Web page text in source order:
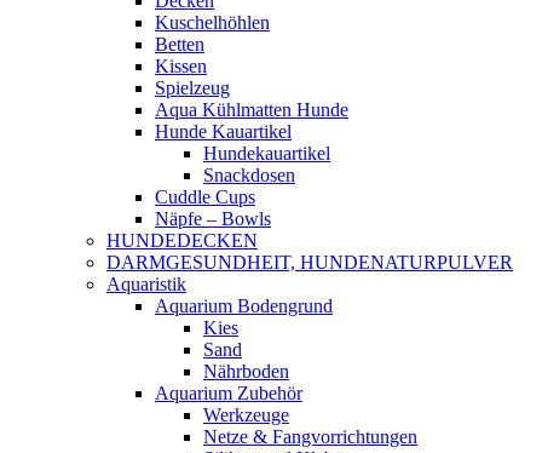
Kuschelhöhlen
Betten
Kissen
Spielzeug
Aqua Kühlmatten Hunde
Hunde Kauartikel
Hundekauartikel
Snackdosen
Cuddle Cups
Näpfe – Bowls
HUNDEDECKEN
DARMGESUNDHEIT, HUNDENATURPULVER
Aquaristik
Aquarium Bodengrund
Kies
Sand
Nährboden
Aquarium Zubehör
Werkzeuge
Netze & Fangvorrichtungen